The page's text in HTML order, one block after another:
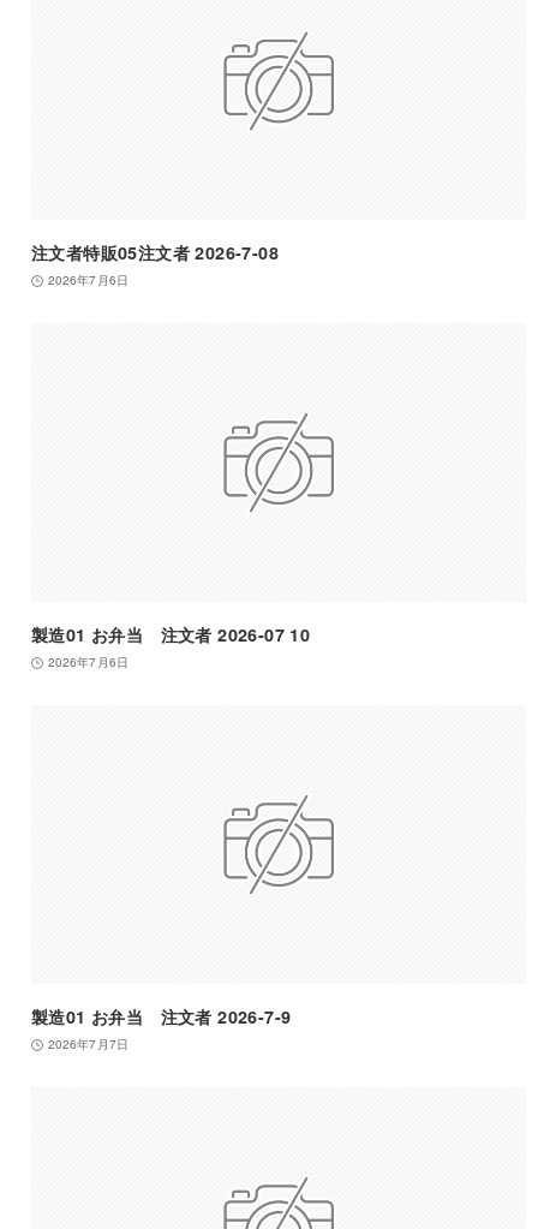
注文者特販05注文者 2026-7-08
2026年7月6日
製造01 お弁当 注文者 2026-07 10
2026年7月6日
製造01 お弁当 注文者 2026-7-9
2026年7月7日